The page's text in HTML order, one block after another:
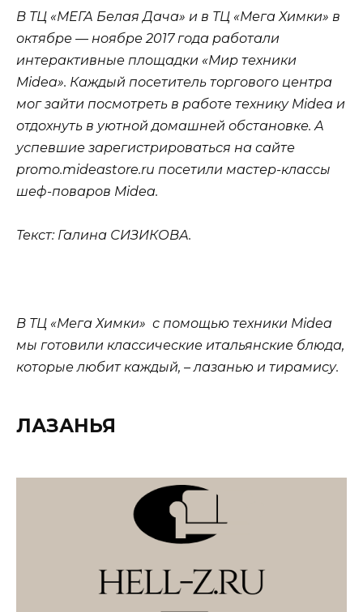
В ТЦ «МЕГА Белая Дача» и в ТЦ «Мега Химки» в
октябре — ноябре 2017 года работали
интерактивные площадки «Мир техники
Midea». Каждый посетитель торгового центра
мог зайти посмотреть в работе технику Midea и
отдохнуть в уютной домашней обстановке. А
успевшие зарегистрироваться на сайте
promo.mideastore.ru посетили мастер-классы
шеф-поваров Midea.
Текст: Галина СИЗИКОВА.
В ТЦ «Мега Химки» с помощью техники Midea
мы готовили классические итальянские блюда,
которые любит каждый, – лазанью и тирамису.
ЛАЗАНЬЯ